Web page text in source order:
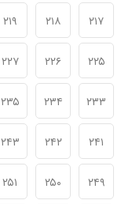
۲۱۷ ۲۱۸ ۲۱۹
۲۲۵ ۲۲۶ ۲۲۷
۲۳۳ ۲۳۴ ۲۳۵
۲۴۱ ۲۴۲ ۲۴۳
۲۴۹ ۲۵۰ ۲۵۱